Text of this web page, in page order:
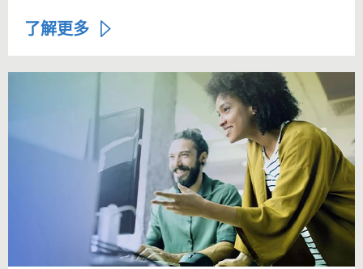
了解更多